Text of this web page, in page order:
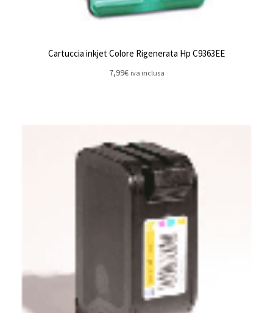
Cartuccia inkjet Colore Rigenerata Hp C9363EE
7,99€ iva inclusa